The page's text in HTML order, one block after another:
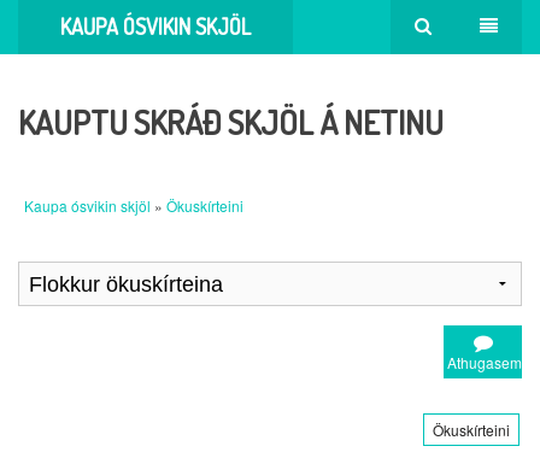
KAUPA ÓSVIKIN SKJÖL
KAUPTU SKRÁÐ SKJÖL Á NETINU
Kaupa ósvikin skjöl » Ökuskírteini
Athugasemd
Ökuskírteini